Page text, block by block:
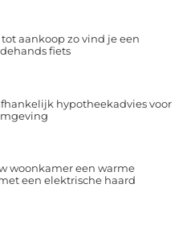
aankoop zo vind je een
fiets
hypotheekadvies voor
woonkamer een warme
een elektrische haard